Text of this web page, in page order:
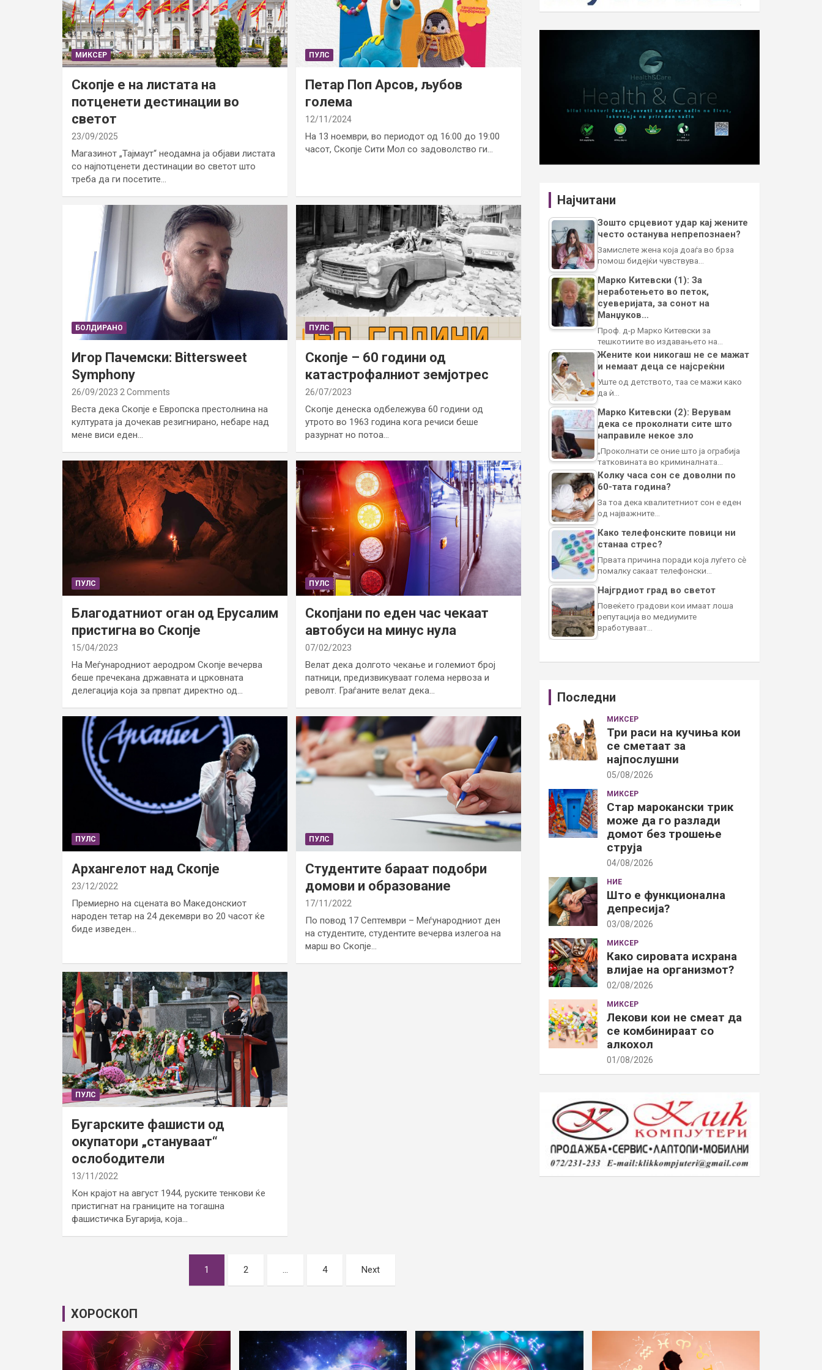
МИКСЕР
Скопје е на листата на
потценети дестинации во
светот
23/09/2025
Магазинот „Тајмаут“ неодамна ја објави листата
со најпотценети дестинации во светот што
треба да ги посетите…
ПУЛС
Петар Поп Арсов, љубов
голема
12/11/2024
На 13 ноември, во периодот од 16:00 до 19:00
часот, Скопје Сити Мол со задоволство ги…
БОЛДИРАНО
Игор Пачемски: Bittersweet
Symphony
26/09/2023 2 Comments
Веста дека Скопје е Европска престолнина на
културата ја дочекав резигнирано, небаре над
мене виси еден…
ПУЛС
Скопје – 60 години од
катастрофалниот земјотрес
26/07/2023
Скопје денеска одбележува 60 години од
утрото во 1963 година кога речиси беше
разурнат но потоа…
ПУЛС
Благодатниот оган од Ерусалим
пристигна во Скопје
15/04/2023
На Меѓународниот аеродром Скопје вечерва
беше пречекана државната и црковната
делегација која за првпат директно од…
ПУЛС
Скопјани по еден час чекаат
автобуси на минус нула
07/02/2023
Велат дека долгото чекање и големиот број
патници, предизвикуваат голема нервоза и
револт. Граѓаните велат дека…
ПУЛС
Архангелот над Скопје
23/12/2022
Премиерно на сцената во Македонскиот
народен тетар на 24 декември во 20 часот ќе
биде изведен…
ПУЛС
Студентите бараат подобри
домови и образование
17/11/2022
По повод 17 Септември – Меѓународниот ден
на студентите, студентите вечерва излегоа на
марш во Скопје…
ПУЛС
Бугарските фашисти од
окупатори „стануваат“
ослободители
13/11/2022
Кон крајот на август 1944, руските тенкови ќе
пристигнат на границите на тогашна
фашистичка Бугарија, која…
1 2 … 4 Next
Најчитани
Зошто срцевиот удар кај жените
често останува непрепознаен?
Замислете жена која доаѓа во брза
помош бидејќи чувствува…
Марко Китевски (1): За
неработењето во петок,
суеверијата, за сонот на
Манџуков…
Проф. д-р Марко Китевски за
тешкотиите во издавањето на…
Жените кои никогаш не се мажат
и немаат деца се најсреќни
Уште од детството, таа се мажи како
да ѝ…
Марко Китевски (2): Верувам
дека се проколнати сите што
направиле некое зло
„Проколнати се оние што ја ограбија
татковината во криминалната…
Колку часа сон се доволни по
60-тата година?
За тоа дека квалитетниот сон е еден
од најважните…
Како телефонските повици ни
станаа стрес?
Првата причина поради која луѓето сè
помалку сакаат телефонски…
Најгрдиот град во светот
Повеќето градови кои имаат лоша
репутација во медиумите
вработуваат…
Последни
МИКСЕР
Три раси на кучиња кои
се сметаат за
најпослушни
05/08/2026
МИКСЕР
Стар марокански трик
може да го разлади
домот без трошење
струја
04/08/2026
НИЕ
Што е функционална
депресија?
03/08/2026
МИКСЕР
Како сировата исхрана
влијае на организмот?
02/08/2026
МИКСЕР
Лекови кои не смеат да
се комбинираат со
алкохол
01/08/2026
ХОРОСКОП